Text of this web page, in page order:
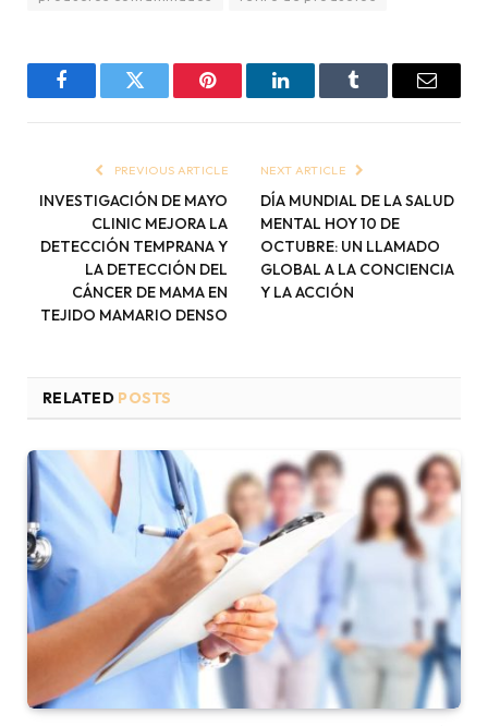
FacebookTwitter Pinterest LinkedInTumblr Email
PREVIOUS ARTICLE
INVESTIGACIÓN DE MAYO
CLINIC MEJORA LA
DETECCIÓN TEMPRANA Y
LA DETECCIÓN DEL
CÁNCER DE MAMA EN
TEJIDO MAMARIO DENSO
NEXT ARTICLE
DÍA MUNDIAL DE LA SALUD
MENTAL HOY 10 DE
OCTUBRE: UN LLAMADO
GLOBAL A LA CONCIENCIA
Y LA ACCIÓN
RELATED POSTS